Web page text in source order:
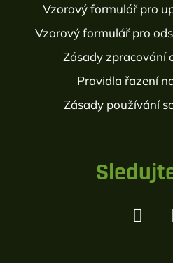
Vzorový formulář pro
Vzorový formulář pro
Zásady zpracování
Pravidla řazení
Zásady používání